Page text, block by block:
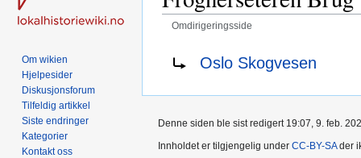
Omdirigeringsside
Omdirigering til:Oslo Skogvesen
Om wikien
Hjelpesider
Diskusjonsforum
Tilfeldig artikkel
Siste endringer
Kategorier
Kontakt oss
Denne siden ble sist redigert 19:07, 9. feb.
Innholdet er tilgjengelig under CC-BY-SAder